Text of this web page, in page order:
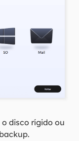
disco rígido ou